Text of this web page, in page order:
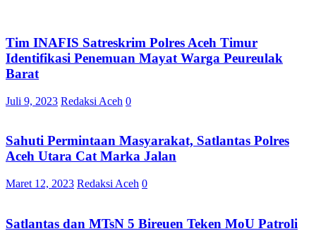
Tim INAFIS Satreskrim Polres Aceh Timur
Identifikasi Penemuan Mayat Warga Peureulak
Barat
Juli 9, 2023 Redaksi Aceh 0
Sahuti Permintaan Masyarakat, Satlantas Polres
Aceh Utara Cat Marka Jalan
Maret 12, 2023 Redaksi Aceh 0
Satlantas dan MTsN 5 Bireuen Teken MoU Patroli